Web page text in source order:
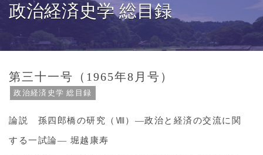
政治経済史学 総目録
第三十一号（1965年8月号）
政治経済史学 総目録
論説 孫四郎橋の研究（Ⅷ）―政治と経済の交流に関
する一試論― 堀越康寿